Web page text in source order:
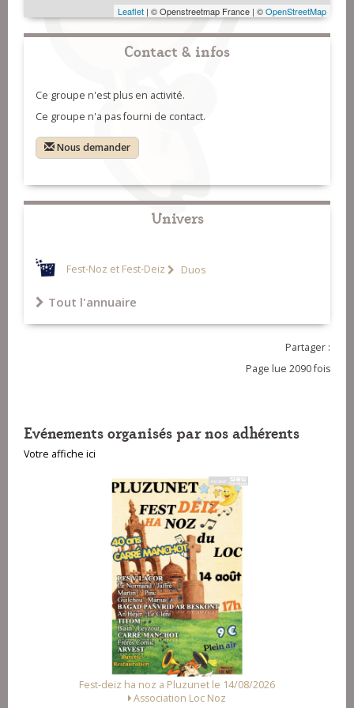
Leaflet | © Openstreetmap France | ©OpenStreetMap
Contact & infos
Ce groupe n'est plus en activité.
Ce groupe n'a pas fourni de contact.
Nous demander
Univers
Fest-Noz et Fest-Deiz Duos
Tout l'annuaire
Partager :
Page lue 2090 fois
Evénements organisés par nos adhérents
Votre affiche ici
Pluzunet le 14/08/2026
Fest Noz a Arzal le 15/08/
Alliance des Associations